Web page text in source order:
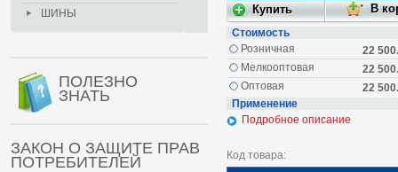
ШИНЫ
ПОЛЕЗНО
ЗНАТЬ
ЗАКОН О ЗАЩИТЕ ПРАВ
ПОТРЕБИТЕЛЕЙ
Стоимость
22
Розничная
22
Мелкооптовая
22
Оптовая
Применение
Подробное описание
Код товара: